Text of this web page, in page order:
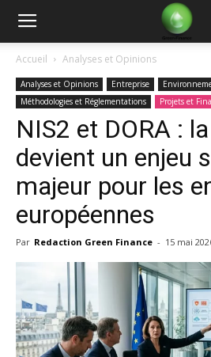
Green
Finance
Accueil Analyses et Opinions
Analyses et Opinions Entreprise
Méthodologies et Réglementations
Projets et
NIS2 et DORA :
devient un enjeu
majeur pour les
européennes
Par Redaction Green Finance - 15 mai